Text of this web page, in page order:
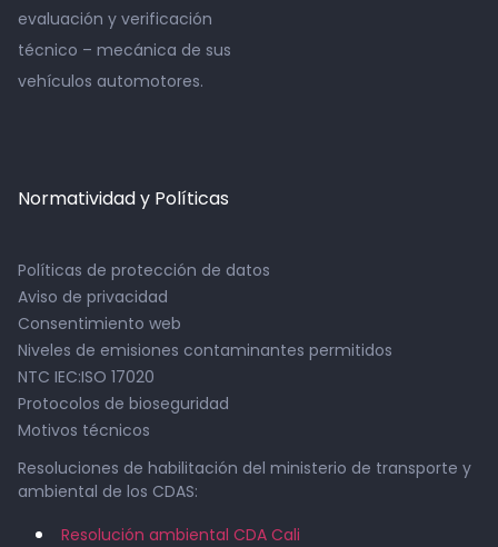
evaluación y verificación
técnico – mecánica de sus
vehículos automotores.
Normatividad y Políticas
Políticas de protección de datos
Aviso de privacidad
Consentimiento web
Niveles de emisiones contaminantes permitidos
NTC IEC:ISO 17020
Protocolos de bioseguridad
Motivos técnicos
Resoluciones de habilitación del ministerio de transporte y
ambiental de los CDAS:
Resolución ambiental CDA Cali